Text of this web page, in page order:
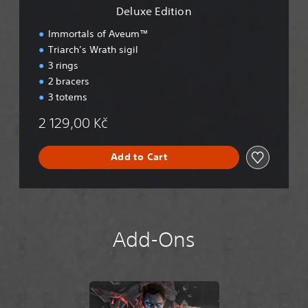
Deluxe Edition
Immortals of Aveum™
Triarch’s Wrath sigil
3 rings
2 bracers
3 totems
2 129,00 Kč
Add to Cart
Add-Ons